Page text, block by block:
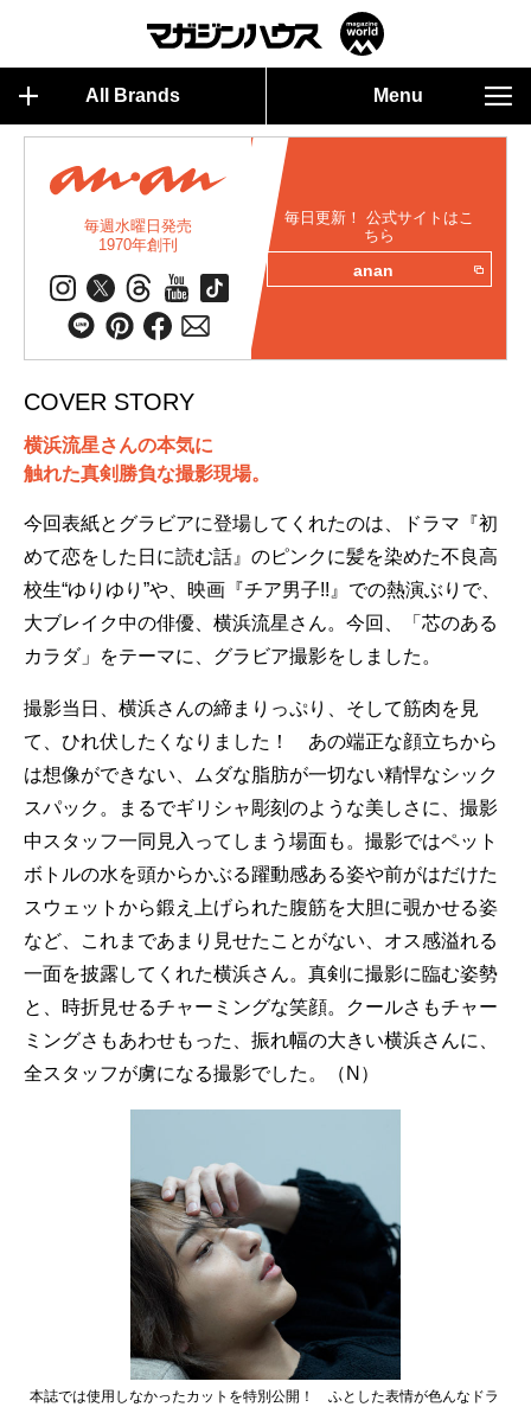
All Brands Menu
毎週水曜日発売
1970年創刊
毎日更新！ 公式サイトはこ
ちら
anan
COVER STORY
横浜流星さんの本気に
触れた真剣勝負な撮影現場。
今回表紙とグラビアに登場してくれたのは、ドラマ『初
めて恋をした日に読む話』のピンクに髪を染めた不良高
校生“ゆりゆり”や、映画『チア男子!!』での熱演ぶりで、
大ブレイク中の俳優、横浜流星さん。今回、「芯のある
カラダ」をテーマに、グラビア撮影をしました。
撮影当日、横浜さんの締まりっぷり、そして筋肉を見
て、ひれ伏したくなりました！ あの端正な顔立ちから
は想像ができない、ムダな脂肪が一切ない精悍なシック
スパック。まるでギリシャ彫刻のような美しさに、撮影
中スタッフ一同見入ってしまう場面も。撮影ではペット
ボトルの水を頭からかぶる躍動感ある姿や前がはだけた
スウェットから鍛え上げられた腹筋を大胆に覗かせる姿
など、これまであまり見せたことがない、オス感溢れる
一面を披露してくれた横浜さん。真剣に撮影に臨む姿勢
と、時折見せるチャーミングな笑顔。クールさもチャー
ミングさもあわせもった、振れ幅の大きい横浜さんに、
全スタッフが虜になる撮影でした。（N）
本誌では使用しなかったカットを特別公開！ ふとした表情が色んなドラ